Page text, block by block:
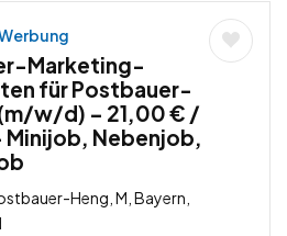
Marketing-
für Postbauer-
w/d) – 21,00 € /
Minijob, Nebenjob,
Heng, M, Bayern,